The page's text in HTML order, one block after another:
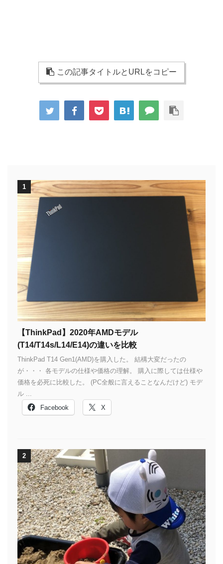
この記事タイトルとURLをコピー
1
【ThinkPad】2020年AMDモデル
(T14/T14s/L14/E14)の違いを比較
ThinkPad T14 Gen1(AMD)を購入した。 結構大変だったの
が・・・ 各モデルの仕様や価格の理解。 購入に際しては仕様や
価格を必死に比較した。 (PC全般に言えることなんだけど) モデ
ル ...
Facebook
X
2